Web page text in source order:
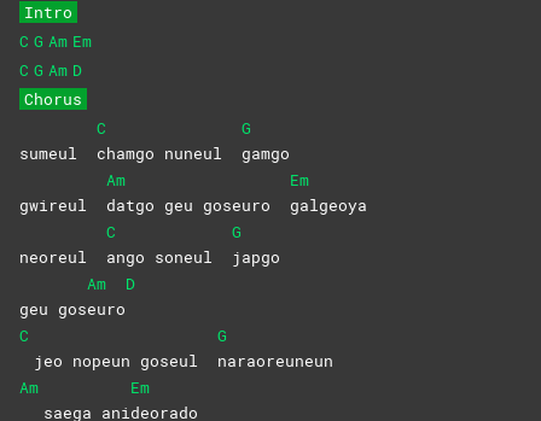
Intro
C G Am Em
C G Am D
Chorus
sumeul
C
chamgo nuneul
G
gamgo
gwireul
Am
datgo geu goseuro
Em
galgeoya
neoreul
C
ango soneul
G
japgo
geu gos
Am
euro
D
C
jeo nopeun goseul
G
naraoreuneun
Am
saega ani
Em
deorado